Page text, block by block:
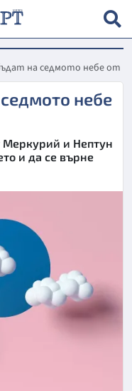
на седмото небе от
небе
Меркурий и Нептун
и да се върне